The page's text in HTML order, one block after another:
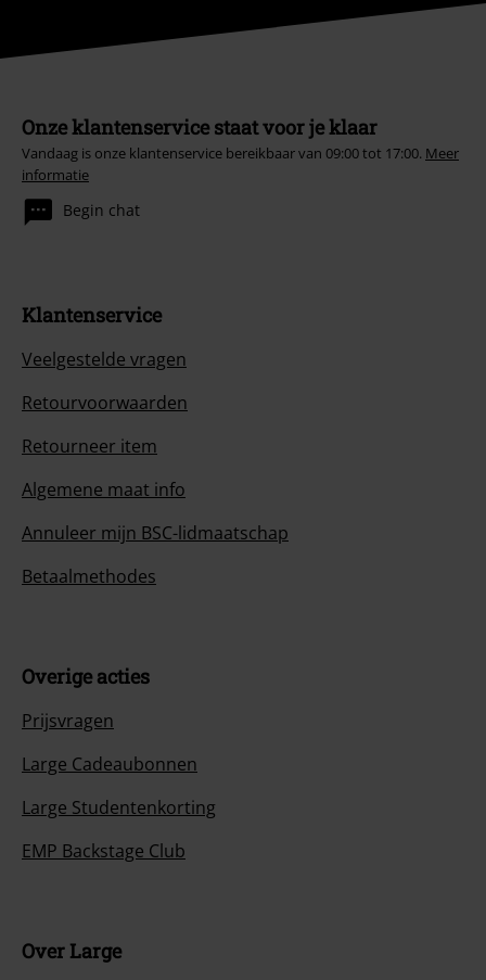
Onze klantenservice staat voor je klaar
Vandaag is onze klantenservice bereikbaar van 09:00 tot 17:00. Meer
informatie
Begin chat
Klantenservice
Veelgestelde vragen
Retourvoorwaarden
Retourneer item
Algemene maat info
Annuleer mijn BSC-lidmaatschap
Betaalmethodes
Overige acties
Prijsvragen
Large Cadeaubonnen
Large Studentenkorting
EMP Backstage Club
Over Large